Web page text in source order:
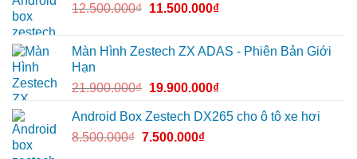
12.500.000₫ 11.500.000₫
Màn Hình Zestech ZX ADAS - Phiên Bản Giới
Hạn
21.900.000₫ 19.900.000₫
Android Box Zestech DX265 cho ô tô xe hơi
8.500.000₫ 7.500.000₫